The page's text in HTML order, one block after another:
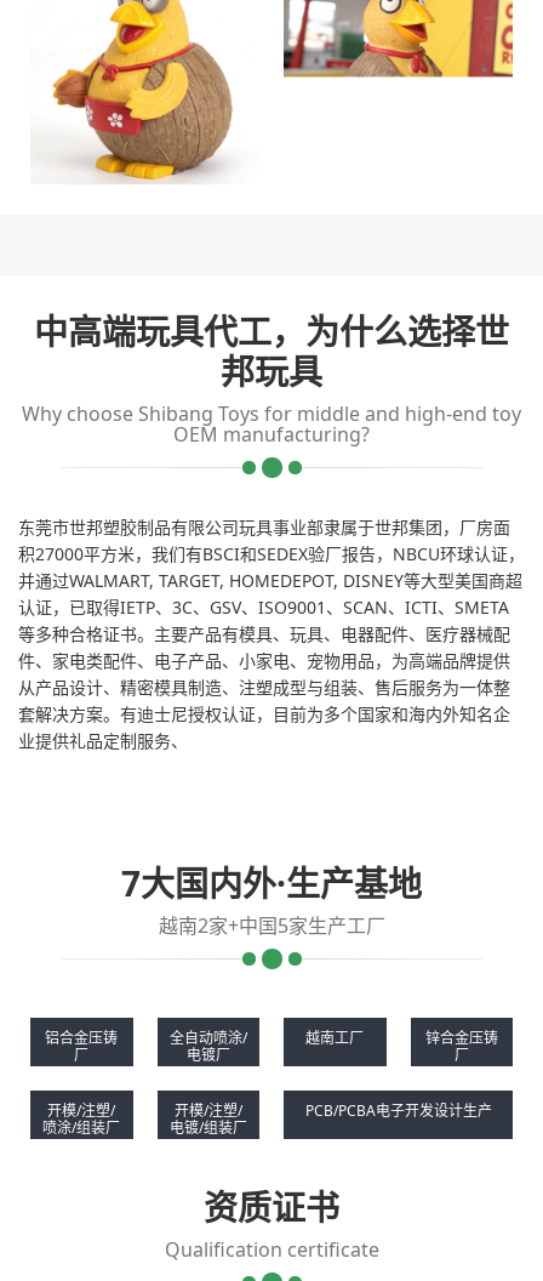
中高端玩具代工，为什么选择世
邦玩具
Why choose Shibang Toys for middle and high-end toy
OEM manufacturing?
东莞市世邦塑胶制品有限公司玩具事业部隶属于世邦集团，厂房面
积27000平方米，我们有BSCI和SEDEX验厂报告，NBCU环球认证，
并通过WALMART, TARGET, HOMEDEPOT, DISNEY等大型美国商超
认证，已取得IETP、3C、GSV、ISO9001、SCAN、ICTI、SMETA
等多种合格证书。主要产品有模具、玩具、电器配件、医疗器械配
件、家电类配件、电子产品、小家电、宠物用品，为高端品牌提供
从产品设计、精密模具制造、注塑成型与组装、售后服务为一体整
套解决方案。有迪士尼授权认证，目前为多个国家和海内外知名企
业提供礼品定制服务、
7大国内外·生产基地
越南2家+中国5家生产工厂
铝合金压铸
厂
全自动喷涂/
电镀厂
越南工厂
锌合金压铸
厂
开模/注塑/
喷涂/组装厂
开模/注塑/
电镀/组装厂
PCB/PCBA电子开发设计生产
资质证书
Qualification certificate